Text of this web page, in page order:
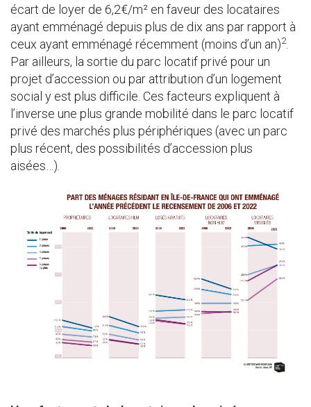
écart de loyer de 6,2€/m² en faveur des locataires
ayant emménagé depuis plus de dix ans par rapport à
ceux ayant emménagé récemment (moins d’un an)2.
Par ailleurs, la sortie du parc locatif privé pour un
projet d’accession ou par attribution d’un logement
social y est plus difficile. Ces facteurs expliquent à
l’inverse une plus grande mobilité dans le parc locatif
privé des marchés plus périphériques (avec un parc
plus récent, des possibilités d’accession plus
aisées…).